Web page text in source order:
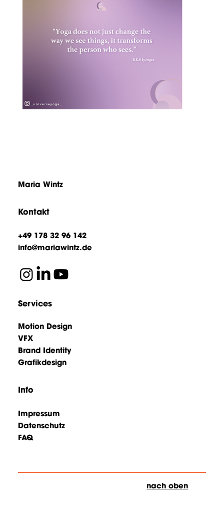
Maria Wintz
Kontakt
+49 178 32 96 142
info@mariawintz.de
Services
Motion Design
VFX
Brand Identity
Grafikdesign
Info
Impressum
Datenschutz
FAQ
nach oben